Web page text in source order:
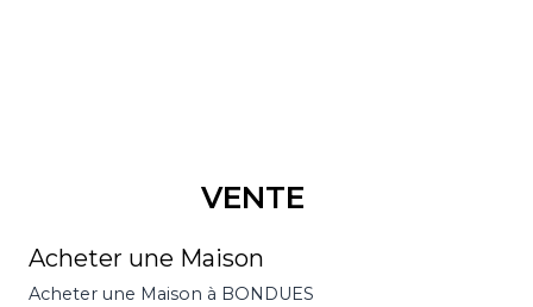
VENTE
Acheter une Maison
Acheter une Maison à BONDUES